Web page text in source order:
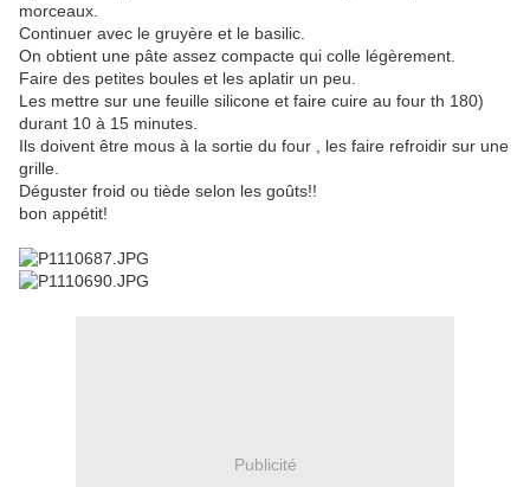
morceaux.
Continuer avec le gruyère et le basilic.
On obtient une pâte assez compacte qui colle légèrement.
Faire des petites boules et les aplatir un peu.
Les mettre sur une feuille silicone et faire cuire au four th 180)
durant 10 à 15 minutes.
Ils doivent être mous à la sortie du four , les faire refroidir sur une
grille.
Déguster froid ou tiède selon les goûts!!
bon appétit!
Publicité